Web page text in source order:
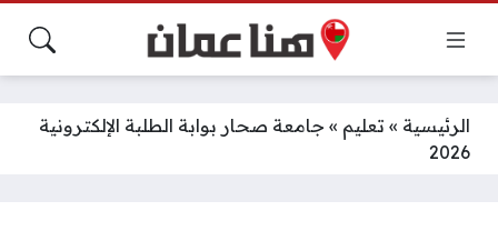
الرئيسية » تعليم » جامعة صحار بوابة الطلبة الإلكترونية
2026